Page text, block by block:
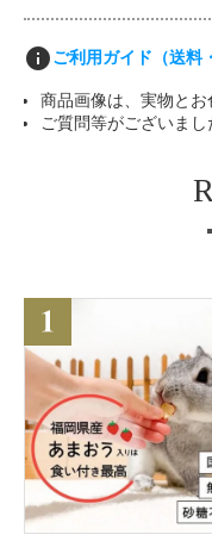
infoご利用ガイド（送料
商品画像は、実物とお
ご質問等がございまし